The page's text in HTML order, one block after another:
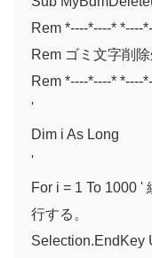
Rem *----*----* *----
Rem ゴミ文字削
Rem *----*----* *----
'
Dim i As Long
'
For i = 1 To 1000 '
行する。
Selection.EndKey